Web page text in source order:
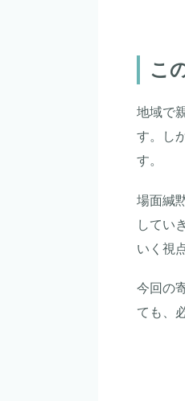
こ
地域で
す。し
す。
場面緘
してい
いく視
今回の
ても、